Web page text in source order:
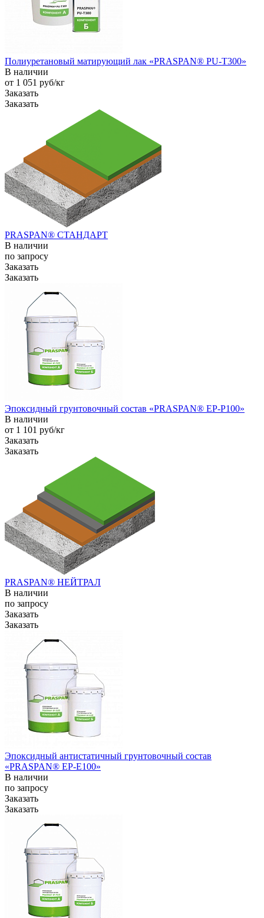
Полиуретановый матирующий лак «PRASPAN® PU-T300»
В наличии
от 1 051 руб/кг
Заказать
Заказать
PRASPAN® СТАНДАРТ
В наличии
по запросу
Заказать
Заказать
Эпоксидный грунтовочный состав «PRASPAN® EP-P100»
В наличии
от 1 101 руб/кг
Заказать
Заказать
PRASPAN® НЕЙТРАЛ
В наличии
по запросу
Заказать
Заказать
Эпоксидный антистатичный грунтовочный состав
«PRASPAN® ЕР-E100»
В наличии
по запросу
Заказать
Заказать